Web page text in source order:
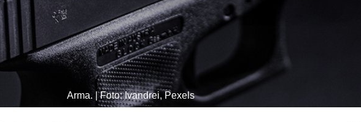
Arma. | Foto: Ivandrei, Pexels